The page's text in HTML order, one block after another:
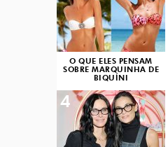
O QUE ELES PENSAM
SOBRE MARQUINHA DE
BIQUÍNI
4